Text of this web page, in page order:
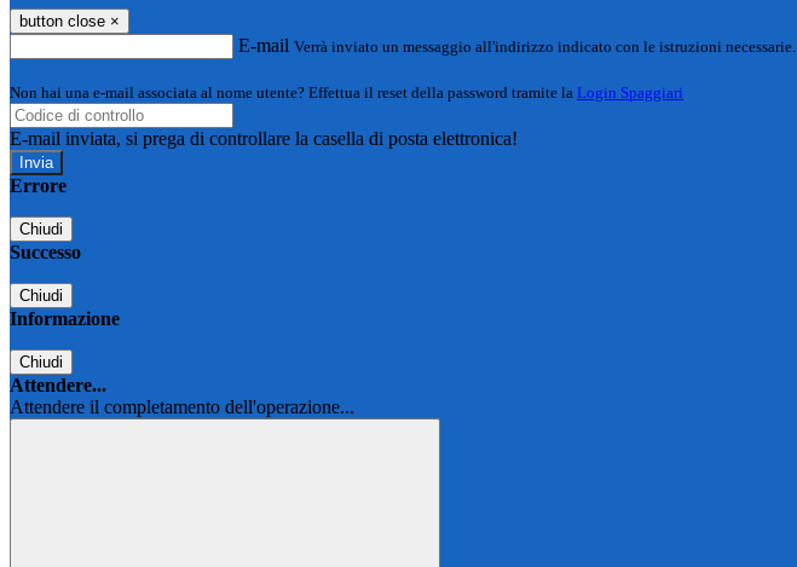
button close ×
E-mail Verrà inviato un messaggio all'indirizzo indicato con le istruzioni necessarie.
Non hai una e-mail associata al nome utente? Effettua il reset della password tramite la Login Spaggiari
E-mail inviata, si prega di controllare la casella di posta elettronica!
Errore
Chiudi
Successo
Chiudi
Informazione
Chiudi
Attendere...
Attendere il completamento dell'operazione...